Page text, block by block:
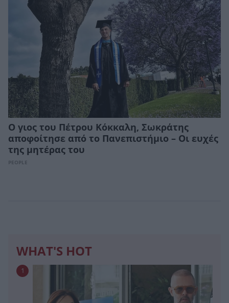
Ο γιος του Πέτρου Κόκκαλη, Σωκράτης
αποφοίτησε από το Πανεπιστήμιο – Οι ευχές
της μητέρας του
PEOPLE
WHAT'S HOT
1